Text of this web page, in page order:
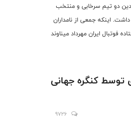
دو تیم سرخابی و منتخب
اینکه جمعی از نامداران
فوتبال ایران مهرداد میناوند
توسط کنگره جهانی
9726